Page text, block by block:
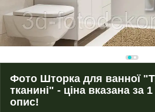
Фото Шторка для ванної
тканині" - ціна вказана за
опис!